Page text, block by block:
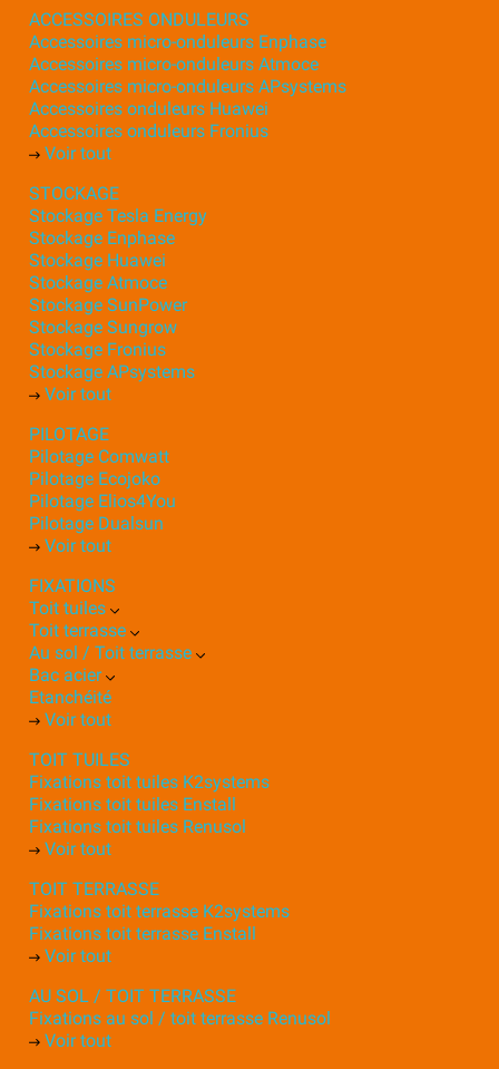
ACCESSOIRES ONDULEURS
Accessoires micro-onduleurs Enphase
Accessoires micro-onduleurs Atmoce
Accessoires micro-onduleurs APsystems
Accessoires onduleurs Huawei
Accessoires onduleurs Fronius
Voir tout
STOCKAGE
Stockage Tesla Energy
Stockage Enphase
Stockage Huawei
Stockage Atmoce
Stockage SunPower
Stockage Sungrow
Stockage Fronius
Stockage APsystems
Voir tout
PILOTAGE
Pilotage Comwatt
Pilotage Ecojoko
Pilotage Elios4You
Pilotage Dualsun
Voir tout
FIXATIONS
Toit tuiles
Toit terrasse
Au sol / Toit terrasse
Bac acier
Etanchéité
Voir tout
TOIT TUILES
Fixations toit tuiles K2systems
Fixations toit tuiles Enstall
Fixations toit tuiles Renusol
Voir tout
TOIT TERRASSE
Fixations toit terrasse K2systems
Fixations toit terrasse Enstall
Voir tout
AU SOL / TOIT TERRASSE
Fixations au sol / toit terrasse Renusol
Voir tout